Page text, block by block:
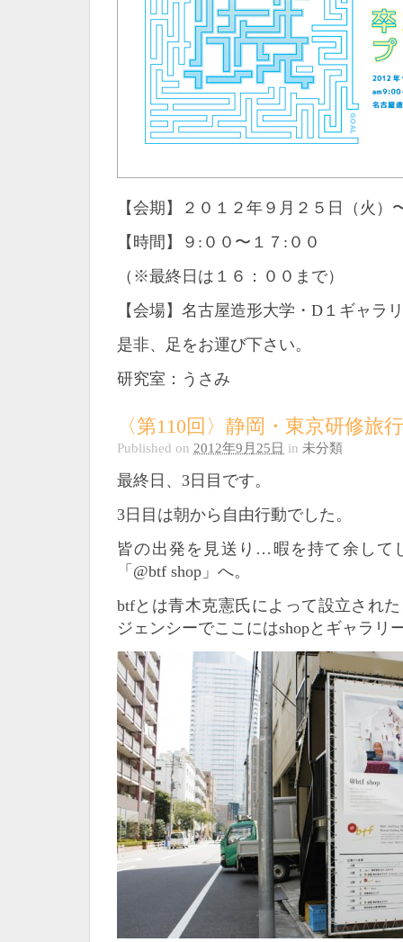
【会期】２０１２年９月２５日（火）
【時間】９:００〜１７:００
（※最終日は１６：００まで）
【会場】名古屋造形大学・D１ギャラ
是非、足をお運び下さい。
研究室：うさみ
〈第110回〉静岡・東京研修旅
Published on 2012年9月25日 in 未分類
最終日、3日目です。
3日目は朝から自由行動でした。
皆の出発を見送り…暇を持て余して
「@btf shop」へ。
btfとは青木克憲氏によって設立され
ジェンシーでここにはshopとギャラリ